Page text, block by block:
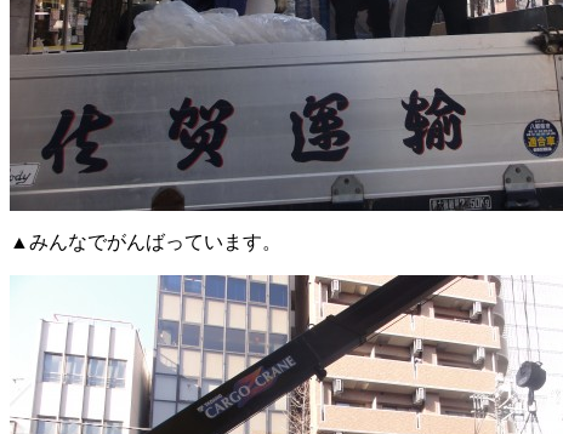
▲みんなでがんばっています。